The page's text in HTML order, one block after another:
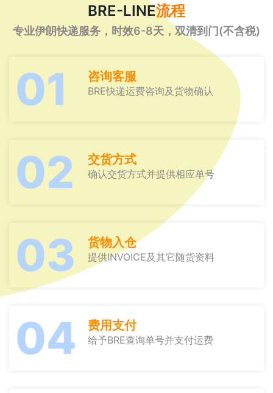
BRE-LINE流程
专业伊朗快递服务，时效6-8天，双清到门(不含税)
01 咨询客服
BRE快递运费咨询及货物确认
02 交货方式
确认交货方式并提供相应单号
03 货物入仓
提供INVOICE及其它随货资料
04 费用支付
给予BRE查询单号并支付运费